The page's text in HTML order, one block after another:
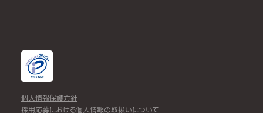
個人情報保護方針
採用応募における個人情報の取扱いについて